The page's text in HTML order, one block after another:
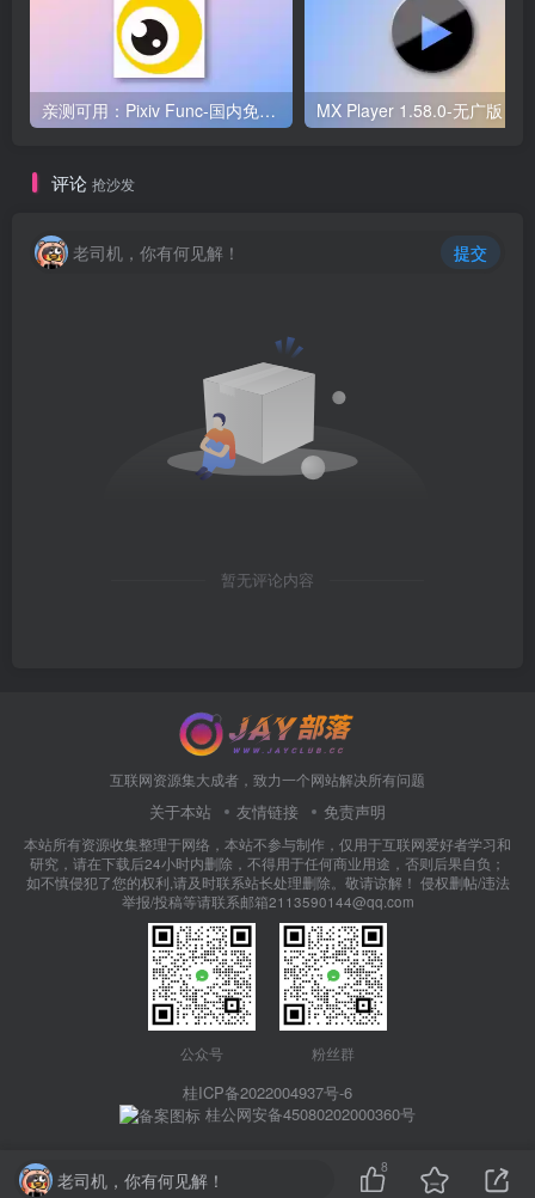
亲测可用：Pixiv Func-国内免翻使用Pixiv，多账号切换（支持R18）
评论 抢沙发
老司机，你有何见解！ 提交
暂无评论内容
互联网资源集大成者，致力一个网站解决所有问题
关于本站 友情链接 免责声明
本站所有资源收集整理于网络，本站不参与制作，仅用于互联网爱好者学习和
研究，请在下载后24小时内删除，不得用于任何商业用途，否则后果自负；
如不慎侵犯了您的权利,请及时联系站长处理删除。敬请谅解！ 侵权删帖/违法
举报/投稿等请联系邮箱2113590144@qq.com
公众号 粉丝群
桂ICP备2022004937号-6
桂公网安备45080202000360号
老司机，你有何见解！
8